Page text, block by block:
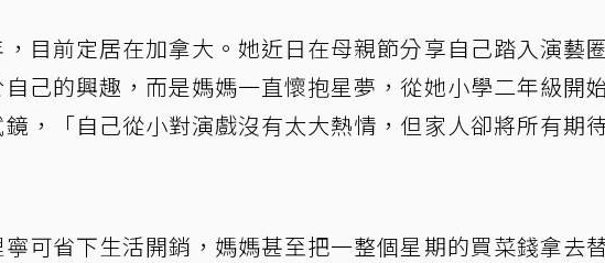
目前定居在加拿大。她近日在母親節分享自己踏入演藝
己的興趣，而是媽媽一直懷抱星夢，從她小學二年級開
，「自己從小對演戲沒有太大熱情，但家人卻將所有期
可省下生活開銷，媽媽甚至把一整個星期的買菜錢拿去